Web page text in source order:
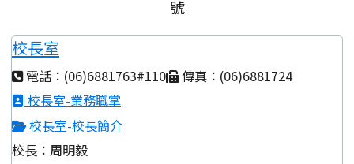
號
校長室
電話：(06)6881763#110
傳真：(06)6881724
校長室-業務職掌
校長室-校長簡介
校長：周明毅